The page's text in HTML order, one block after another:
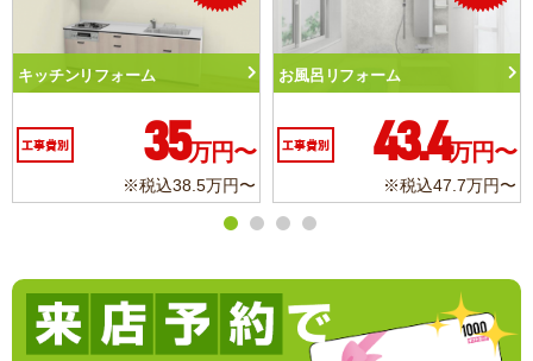
お風呂リフォーム
工事費別 43.4万円〜
※税込47.7万円〜
トイレリフォーム
工事費別 10.3万円〜
※税込11.3万円〜